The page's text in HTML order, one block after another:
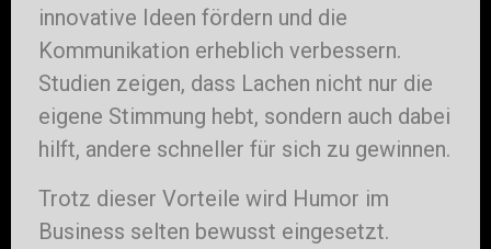
innovative Ideen fördern und die
Kommunikation erheblich verbessern.
Studien zeigen, dass Lachen nicht nur die
eigene Stimmung hebt, sondern auch dabei
hilft, andere schneller für sich zu gewinnen.
Trotz dieser Vorteile wird Humor im
Business selten bewusst eingesetzt.